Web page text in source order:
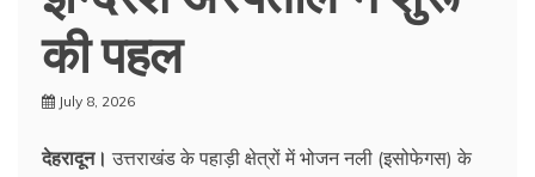
की पहल
July 8, 2026
देहरादून।उत्तराखंड के पहाड़ी क्षेत्रों में भोजन नली (इसोफेगस) के